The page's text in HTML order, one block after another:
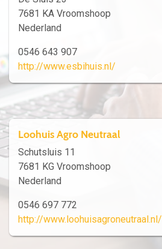
7681 KA Vroomshoop
Nederland
0546 643 907
http://www.esbihuis.nl/
Loohuis Agro Neutraal
Schutsluis 11
7681 KG Vroomshoop
Nederland
0546 697 772
http://www.loohuisagroneutraal.nl/